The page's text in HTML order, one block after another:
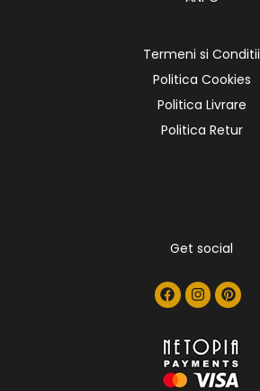
Termeni si Conditii
Politica Cookies
Politica Livrare
Politica Retur
Get social